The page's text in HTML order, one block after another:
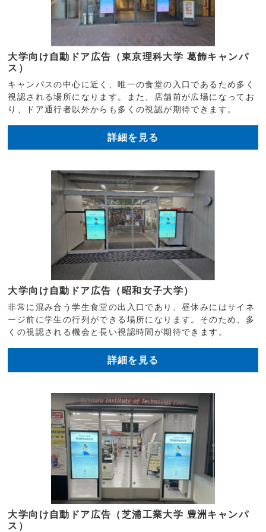
大学向け自動ドア広告（東京理科大学 葛飾キャンパ
ス）
キャンパスの中心に近く、唯一の食堂の入口であるため多く
視認される場所になります。また、店舗前が広場になってお
り、ドア通行者以外からも多くの視認が期待できます。
詳細を見る
大学向け自動ドア広告（昭和女子大学）
非常に混み合う学生食堂の出入口であり、昼休みにはサイネ
ージ前に学生の行列ができる場所になります。そのため、多
くの視認される機会と長い視認時間が期待できます。
詳細を見る
大学向け自動ドア広告（芝浦工業大学 豊洲キャンパ
ス）